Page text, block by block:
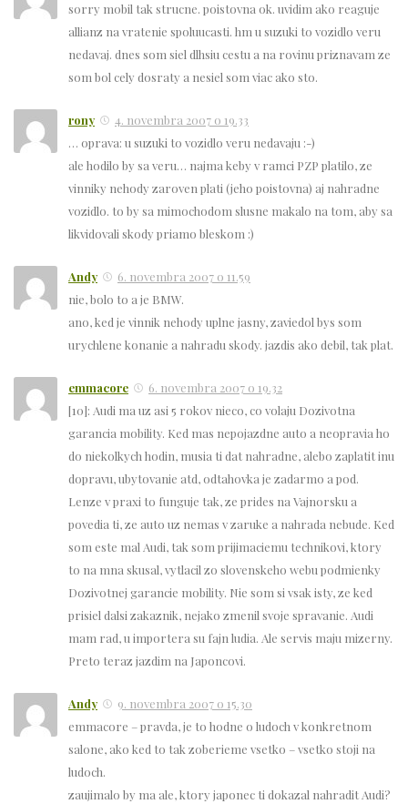
sorry mobil tak strucne. poistovna ok. uvidim ako reaguje
allianz na vratenie spoluucasti. hm u suzuki to vozidlo veru
nedavaj. dnes som siel dlhsiu cestu a na rovinu priznavam ze
som bol cely dosraty a nesiel som viac ako sto.
rony
4. novembra 2007 o 19.33
… oprava: u suzuki to vozidlo veru nedavaju :-)
ale hodilo by sa veru… najma keby v ramci PZP platilo, ze
vinniky nehody zaroven plati (jeho poistovna) aj nahradne
vozidlo. to by sa mimochodom slusne makalo na tom, aby sa
likvidovali skody priamo bleskom :)
Andy
6. novembra 2007 o 11.59
nie, bolo to a je BMW.
ano, ked je vinnik nehody uplne jasny, zaviedol bys som
urychlene konanie a nahradu skody. jazdis ako debil, tak plat.
emmacore
6. novembra 2007 o 19.32
[10]: Audi ma uz asi 5 rokov nieco, co volaju Dozivotna
garancia mobility. Ked mas nepojazdne auto a neopravia ho
do niekolkych hodin, musia ti dat nahradne, alebo zaplatit inu
dopravu, ubytovanie atd, odtahovka je zadarmo a pod.
Lenze v praxi to funguje tak, ze prides na Vajnorsku a
povedia ti, ze auto uz nemas v zaruke a nahrada nebude. Ked
som este mal Audi, tak som prijimaciemu technikovi, ktory
to na mna skusal, vytlacil zo slovenskeho webu podmienky
Dozivotnej garancie mobility. Nie som si vsak isty, ze ked
prisiel dalsi zakaznik, nejako zmenil svoje spravanie. Audi
mam rad, u importera su fajn ludia. Ale servis maju mizerny.
Preto teraz jazdim na Japoncovi.
Andy
9. novembra 2007 o 15.30
emmacore – pravda, je to hodne o ludoch v konkretnom
salone, ako ked to tak zoberieme vsetko – vsetko stoji na
ludoch.
zaujimalo by ma ale, ktory japonec ti dokazal nahradit Audi?